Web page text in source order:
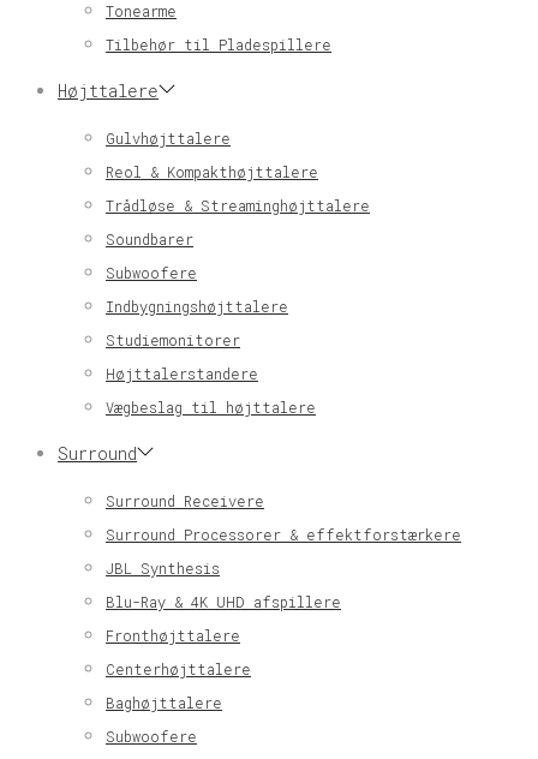
Tonearme
Tilbehør til Pladespillere
Højttalere
Gulvhøjttalere
Reol & Kompakthøjttalere
Trådløse & Streaminghøjttalere
Soundbarer
Subwoofere
Indbygningshøjttalere
Studiemonitorer
Højttalerstandere
Vægbeslag til højttalere
Surround
Surround Receivere
Surround Processorer & effektforstærkere
JBL Synthesis
Blu-Ray & 4K UHD afspillere
Fronthøjttalere
Centerhøjttalere
Baghøjttalere
Subwoofere